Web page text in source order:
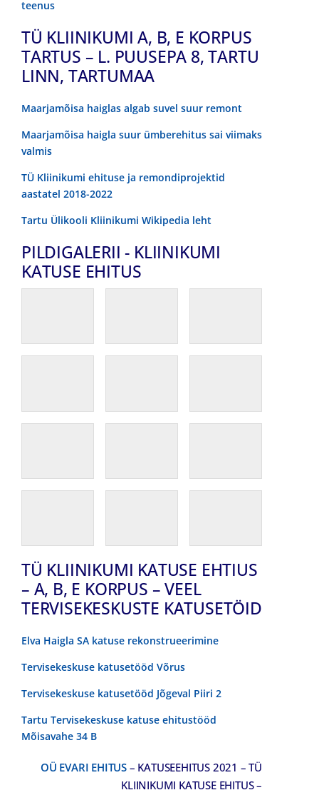
teenus
TÜ KLIINIKUMI A, B, E KORPUS
TARTUS – L. PUUSEPA 8, TARTU
LINN, TARTUMAA
Maarjamõisa haiglas algab suvel suur remont
Maarjamõisa haigla suur ümberehitus sai viimaks
valmis
TÜ Kliinikumi ehituse ja remondiprojektid
aastatel 2018-2022
Tartu Ülikooli Kliinikumi Wikipedia leht
PILDIGALERII - KLIINIKUMI
KATUSE EHITUS
TÜ KLIINIKUMI KATUSE EHTIUS
– A, B, E KORPUS – VEEL
TERVISEKESKUSTE KATUSETÖID
Elva Haigla SA katuse rekonstrueerimine
Tervisekeskuse katusetööd Võrus
Tervisekeskuse katusetööd Jõgeval Piiri 2
Tartu Tervisekeskuse katuse ehitustööd
Mõisavahe 34 B
OÜ EVARI EHITUS– KATUSEEHITUS 2021 – TÜ
KLIINIKUMI KATUSE EHITUS –